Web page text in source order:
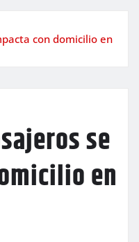
con domicilio en
se
en